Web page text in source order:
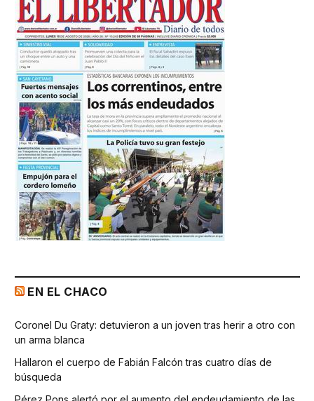
EN EL CHACO
Coronel Du Graty: detuvieron a un joven tras herir a otro con
un arma blanca
Hallaron el cuerpo de Fabián Falcón tras cuatro días de
búsqueda